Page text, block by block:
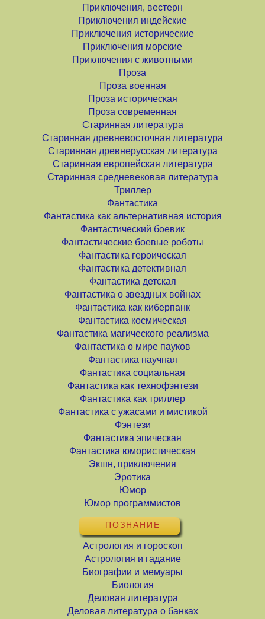
Приключения, вестерн
Приключения индейские
Приключения исторические
Приключения морские
Приключения с животными
Проза
Проза военная
Проза историческая
Проза современная
Старинная литература
Старинная древневосточная литература
Старинная древнерусская литература
Старинная европейская литература
Старинная средневековая литература
Триллер
Фантастика
Фантастика как альтернативная история
Фантастический боевик
Фантастические боевые роботы
Фантастика героическая
Фантастика детективная
Фантастика детская
Фантастика о звездных войнах
Фантастика как киберпанк
Фантастика космическая
Фантастика магического реализма
Фантастика о мире пауков
Фантастика научная
Фантастика социальная
Фантастика как технофэнтези
Фантастика как триллер
Фантастика с ужасами и мистикой
Фэнтези
Фантастика эпическая
Фантастика юмористическая
Экшн, приключения
Эротика
Юмор
Юмор программистов
ПОЗНАНИЕ
Астрология и гороскоп
Астрология и гадание
Биографии и мемуары
Биология
Деловая литература
Деловая литература о банках